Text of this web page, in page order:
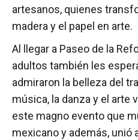
artesanos, quienes
madera y el papel en arte.
Al llegar a Paseo de la
adultos también les
admiraron la belleza del
música, la danza y el arte
este magno evento que
mexicano y además, unió